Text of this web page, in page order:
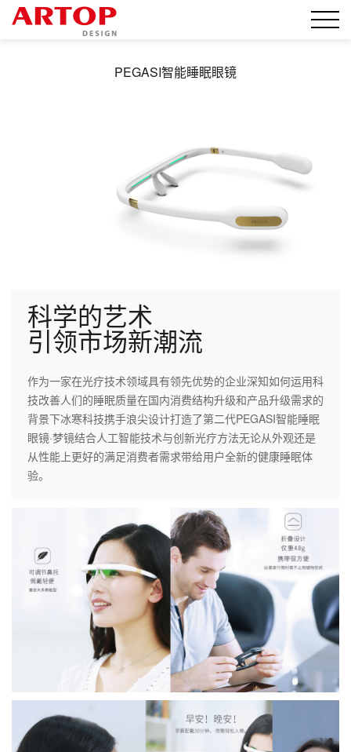
PEGASI智能睡眠眼镜
科学的艺术
引领市场新潮流
作为一家在光疗技术领域具有领先优势的企业深知如何运用科
技改善人们的睡眠质量在国内消费结构升级和产品升级需求的
背景下冰寒科技携手浪尖设计打造了第二代PEGASI智能睡眠
眼镜·梦镜结合人工智能技术与创新光疗方法无论从外观还是
从性能上更好的满足消费者需求带给用户全新的健康睡眠体
验。